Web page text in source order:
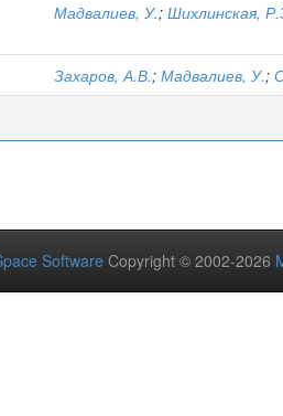
Мадвалиев, У.; Шихлинская,
Захаров, А.В.; Мадвалиев, У.;
Software Copyright © 2002-2026